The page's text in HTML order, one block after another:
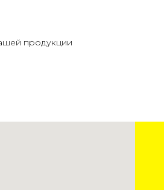
продукции